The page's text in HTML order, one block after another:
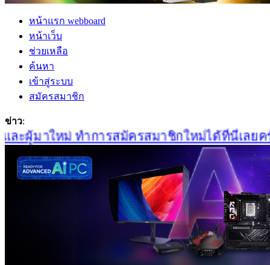
หน้าแรก webboard
หน้าเว็บ
ช่วยเหลือ
ค้นหา
เข้าสู่ระบบ
สมัครสมาชิก
ข่าว:
ะผู้มาใหม่ ทำการสมัครสมาชิกใหม่ได้ที่นี่เลยครับ